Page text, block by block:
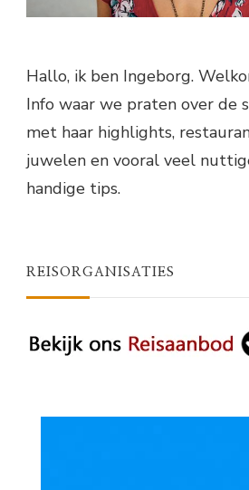
Hallo, ik ben Ingeborg.
Info waar we praten over de
met haar highlights,
juwelen en vooral veel
handige tips.
REISORGANISATIES